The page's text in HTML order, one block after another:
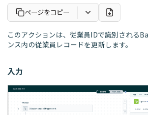
ページをコピー
このアクションは、従業員IDで識別される
ンス内の従業員レコードを更新します。
入力